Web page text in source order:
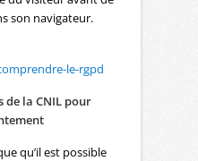
son navigateur.
le-rgpd
de la CNIL pour
qu’il est possible